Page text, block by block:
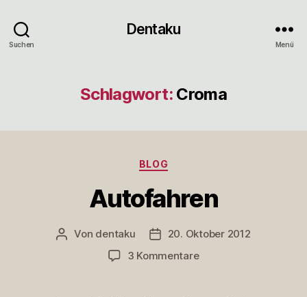
Suchen
Dentaku
Menü
Schlagwort: Croma
Kategorien
BLOG
Autofahren
Beitragsautor
Von dentaku Veröffentlichungsdatum
20. Oktober 2012
3 Kommentarezu